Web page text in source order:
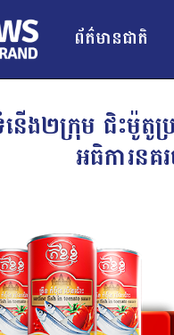
ព័ត៌មានជាតិ
នើង២ក្រុម ជិះម៉ូ
អធិការន